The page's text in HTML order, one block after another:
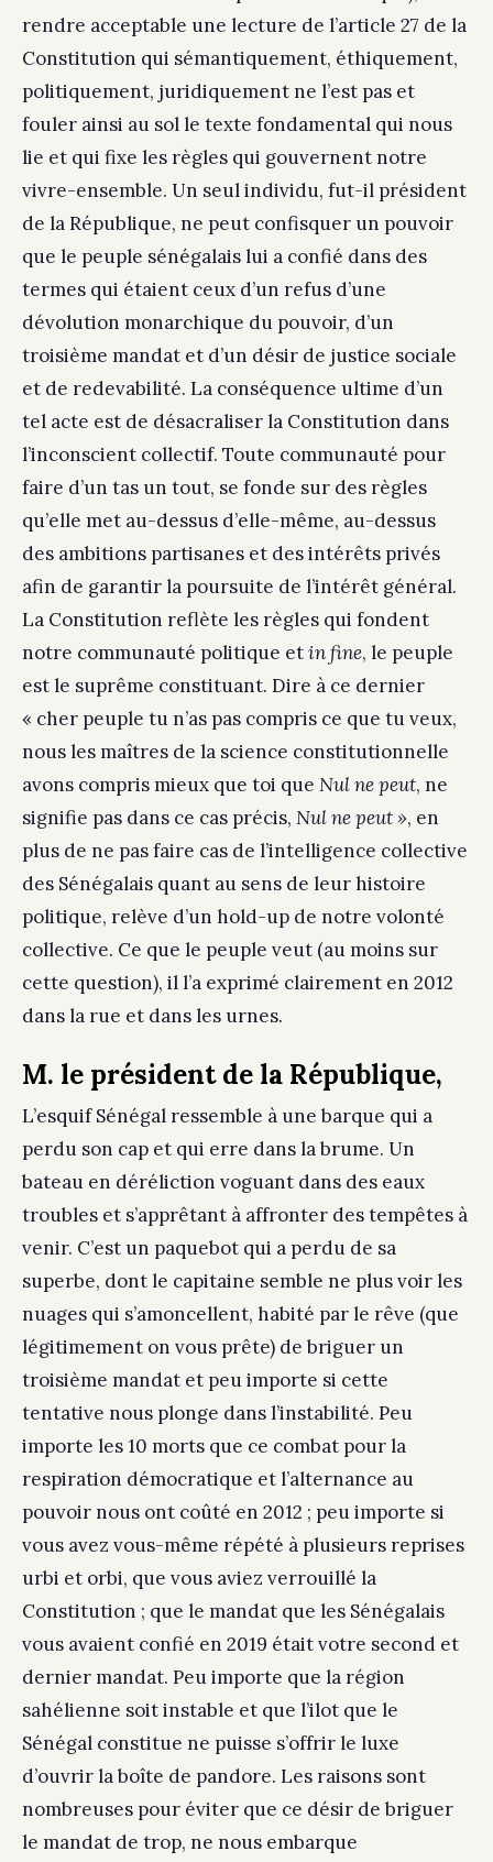
rendre acceptable une lecture de l’article 27 de la
Constitution qui sémantiquement, éthiquement,
politiquement, juridiquement ne l’est pas et
fouler ainsi au sol le texte fondamental qui nous
lie et qui fixe les règles qui gouvernent notre
vivre-ensemble. Un seul individu, fut-il président
de la République, ne peut confisquer un pouvoir
que le peuple sénégalais lui a confié dans des
termes qui étaient ceux d’un refus d’une
dévolution monarchique du pouvoir, d’un
troisième mandat et d’un désir de justice sociale
et de redevabilité. La conséquence ultime d’un
tel acte est de désacraliser la Constitution dans
l’inconscient collectif. Toute communauté pour
faire d’un tas un tout, se fonde sur des règles
qu’elle met au-dessus d’elle-même, au-dessus
des ambitions partisanes et des intérêts privés
afin de garantir la poursuite de l’intérêt général.
La Constitution reflète les règles qui fondent
notre communauté politique etin fine, le peuple
est le suprême constituant. Dire à ce dernier
« cher peuple tu n’as pas compris ce que tu veux,
nous les maîtres de la science constitutionnelle
avons compris mieux que toi que Nul ne peut, ne
signifie pas dans ce cas précis, Nul ne peut », en
plus de ne pas faire cas de l’intelligence collective
des Sénégalais quant au sens de leur histoire
politique, relève d’un hold-up de notre volonté
collective. Ce que le peuple veut (au moins sur
cette question), il l’a exprimé clairement en 2012
dans la rue et dans les urnes.
M. le président de la République,
L’esquif Sénégal ressemble à une barque qui a
perdu son cap et qui erre dans la brume. Un
bateau en déréliction voguant dans des eaux
troubles et s’apprêtant à affronter des tempêtes à
venir. C’est un paquebot qui a perdu de sa
superbe, dont le capitaine semble ne plus voir les
nuages qui s’amoncellent, habité par le rêve (que
légitimement on vous prête) de briguer un
troisième mandat et peu importe si cette
tentative nous plonge dans l’instabilité. Peu
importe les 10 morts que ce combat pour la
respiration démocratique et l’alternance au
pouvoir nous ont coûté en 2012 ; peu importe si
vous avez vous-même répété à plusieurs reprises
urbi et orbi, que vous aviez verrouillé la
Constitution ; que le mandat que les Sénégalais
vous avaient confié en 2019 était votre second et
dernier mandat. Peu importe que la région
sahélienne soit instable et que l’ilot que le
Sénégal constitue ne puisse s’offrir le luxe
d’ouvrir la boîte de pandore. Les raisons sont
nombreuses pour éviter que ce désir de briguer
le mandat de trop, ne nous embarque